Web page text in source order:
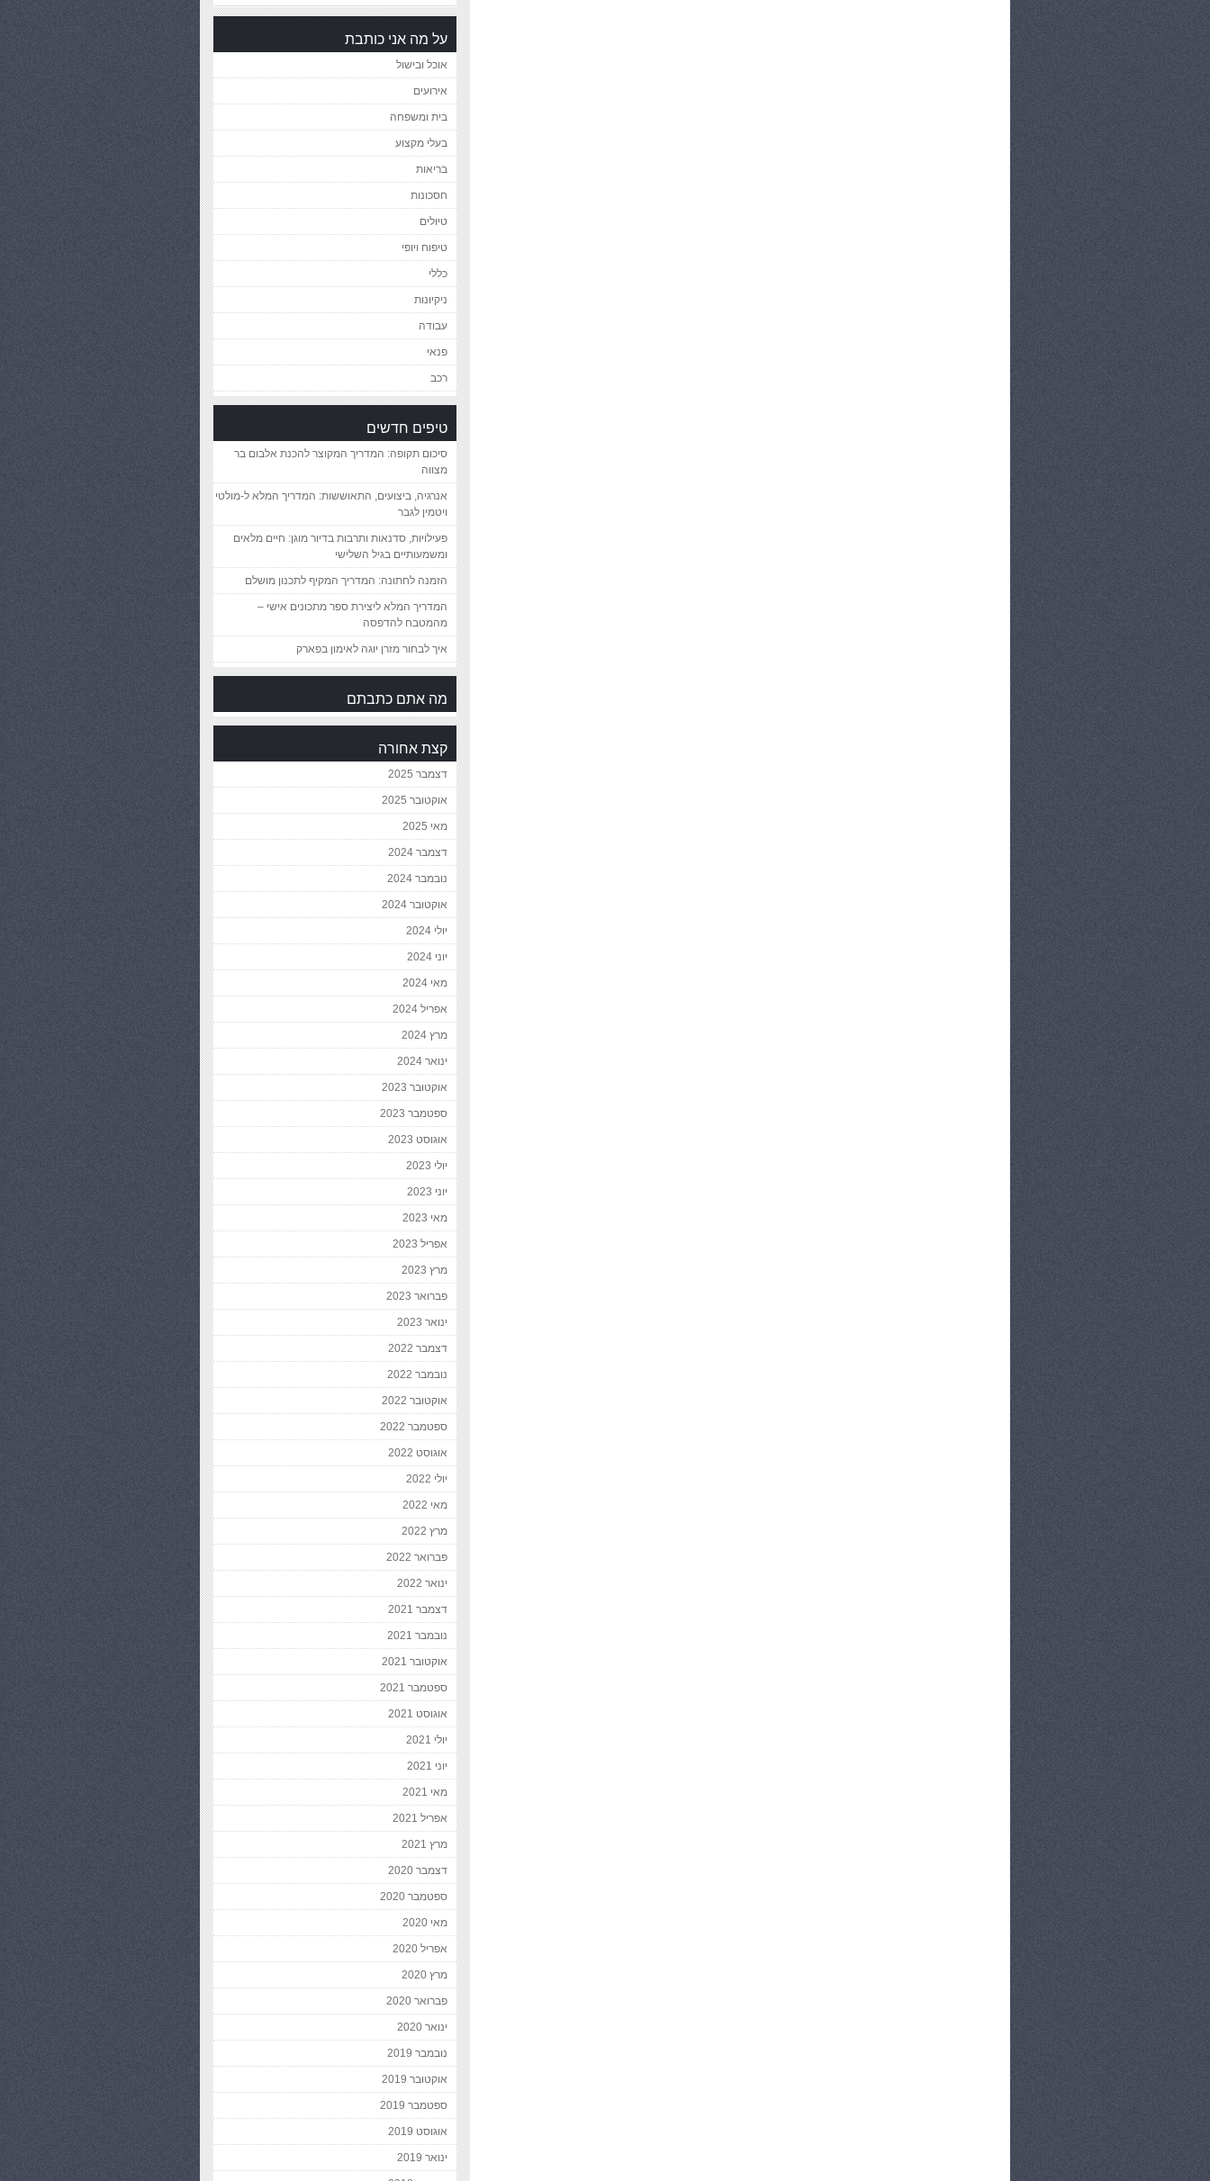
על מה אני כותבת
אוכל ובישול
אירועים
בית ומשפחה
בעלי מקצוע
בריאות
חסכונות
טיולים
טיפוח ויופי
כללי
ניקיונות
עבודה
פנאי
רכב
טיפים חדשים
סיכום תקופה: המדריך המקוצר להכנת אלבום בר
מצווה
אנרגיה, ביצועים, התאוששות: המדריך המלא ל-מולטי
ויטמין לגבר
פעילויות, סדנאות ותרבות בדיור מוגן: חיים מלאים
ומשמעותיים בגיל השלישי
הזמנה לחתונה: המדריך המקיף לתכנון מושלם
המדריך המלא ליצירת ספר מתכונים אישי –
מהמטבח להדפסה
איך לבחור מזרן יוגה לאימון בפארק
מה אתם כתבתם
קצת אחורה
דצמבר 2025
אוקטובר 2025
מאי 2025
דצמבר 2024
נובמבר 2024
אוקטובר 2024
יולי 2024
יוני 2024
מאי 2024
אפריל 2024
מרץ 2024
ינואר 2024
אוקטובר 2023
ספטמבר 2023
אוגוסט 2023
יולי 2023
יוני 2023
מאי 2023
אפריל 2023
מרץ 2023
פברואר 2023
ינואר 2023
דצמבר 2022
נובמבר 2022
אוקטובר 2022
ספטמבר 2022
אוגוסט 2022
יולי 2022
מאי 2022
מרץ 2022
פברואר 2022
ינואר 2022
דצמבר 2021
נובמבר 2021
אוקטובר 2021
ספטמבר 2021
אוגוסט 2021
יולי 2021
יוני 2021
מאי 2021
אפריל 2021
מרץ 2021
דצמבר 2020
ספטמבר 2020
מאי 2020
אפריל 2020
מרץ 2020
פברואר 2020
ינואר 2020
נובמבר 2019
אוקטובר 2019
ספטמבר 2019
אוגוסט 2019
ינואר 2019